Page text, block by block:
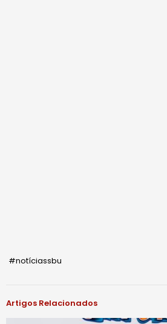
#notíciassbu
Artigos Relacionados